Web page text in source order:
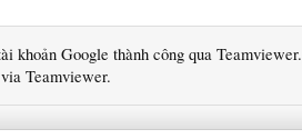
khoản Google thành công qua Teamviewer.
Teamviewer.